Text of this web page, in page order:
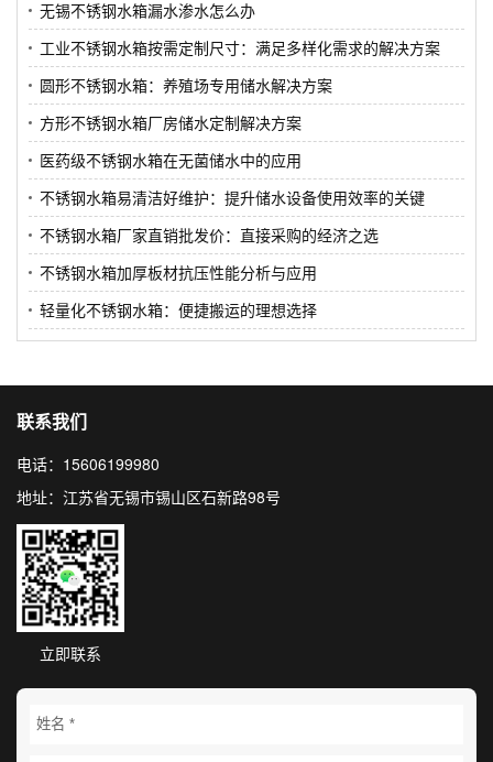
无锡不锈钢水箱漏水渗水怎么办
工业不锈钢水箱按需定制尺寸：满足多样化需求的解决方案
圆形不锈钢水箱：养殖场专用储水解决方案
方形不锈钢水箱厂房储水定制解决方案
医药级不锈钢水箱在无菌储水中的应用
不锈钢水箱易清洁好维护：提升储水设备使用效率的关键
不锈钢水箱厂家直销批发价：直接采购的经济之选
不锈钢水箱加厚板材抗压性能分析与应用
轻量化不锈钢水箱：便捷搬运的理想选择
联系我们
电话：15606199980
地址：江苏省无锡市锡山区石新路98号
立即联系